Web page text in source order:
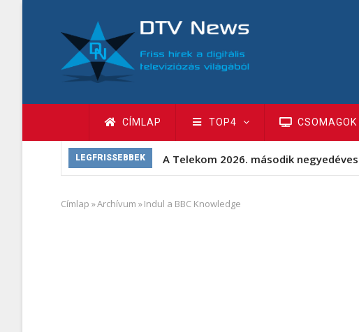
tartalomra
Fő
navigáció
CÍMLAP TOP4 CSOMAGOK
LEGFRISSEBBEK A Telekom 2026. második
Morzsa
Címlap »Archívum »Indul a BBC Knowledge